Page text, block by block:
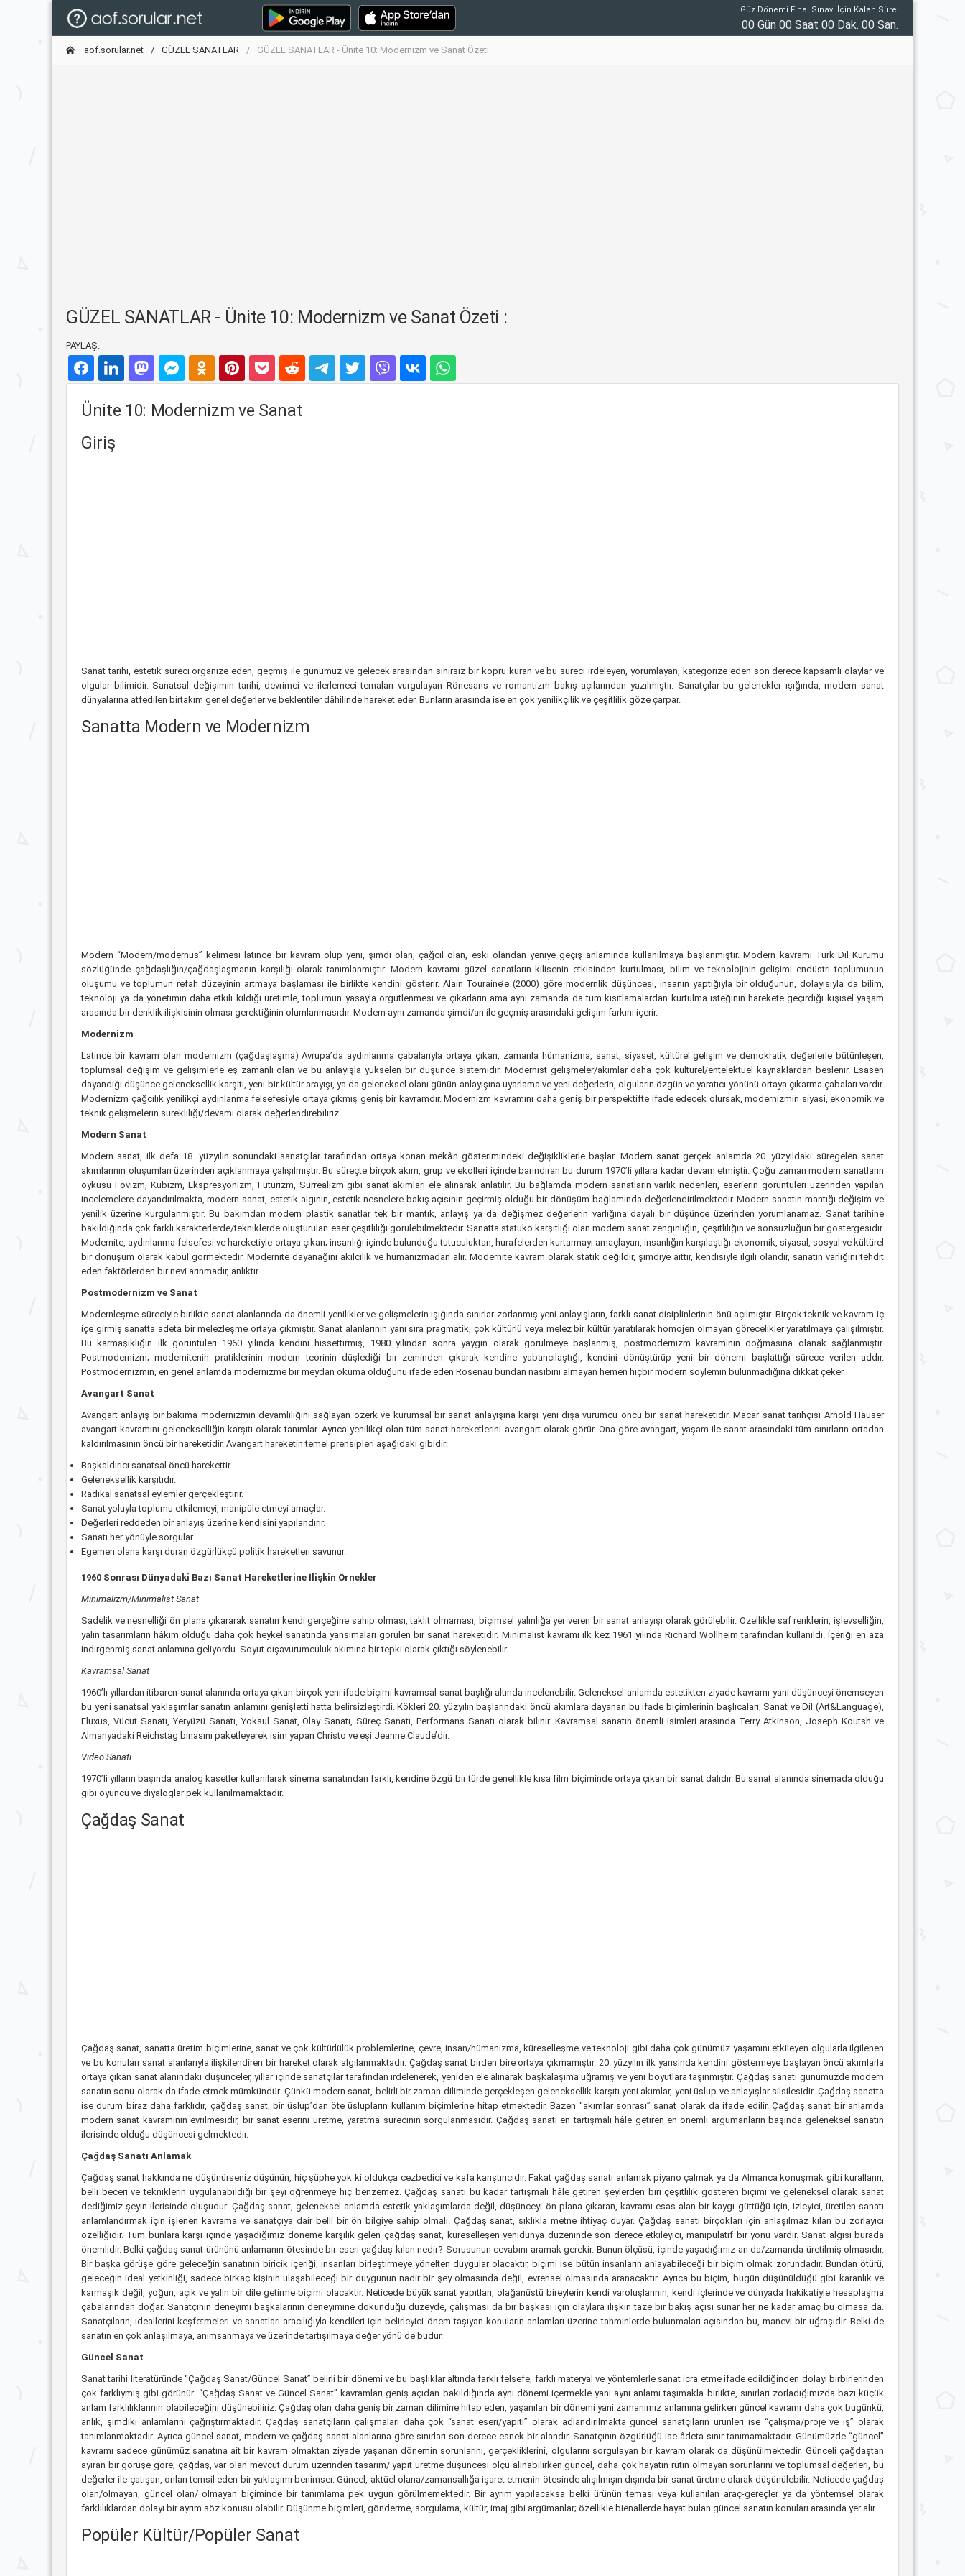
Güz Dönemi Final Sınavı İçin Kalan Süre:
00 Gün 00 Saat 00 Dak. 00 San.
aof.sorular.net GÜZEL SANATLAR GÜZEL SANATLAR - Ünite 10: Modernizm ve Sanat Özeti
GÜZEL SANATLAR - Ünite 10: Modernizm ve Sanat Özeti :
PAYLAŞ:
Ünite 10: Modernizm ve Sanat
Giriş
Sanat tarihi, estetik süreci organize eden, geçmiş ile günümüz ve gelecek arasından sınırsız bir köprü kuran ve bu süreci irdeleyen, yorumlayan, kategorize eden son derece kapsamlı olaylar ve
olgular bilimidir. Sanatsal değişimin tarihi, devrimci ve ilerlemeci temaları vurgulayan Rönesans ve romantizm bakış açılarından yazılmıştır. Sanatçılar bu gelenekler ışığında, modern sanat
dünyalarına atfedilen birtakım genel değerler ve beklentiler dâhilinde hareket eder. Bunların arasında ise en çok yenilikçilik ve çeşitlilik göze çarpar.
Sanatta Modern ve Modernizm
Modern “Modern/modernus” kelimesi latince bir kavram olup yeni, şimdi olan, çağcıl olan, eski olandan yeniye geçiş anlamında kullanılmaya başlanmıştır. Modern kavramı Türk Dil Kurumu
sözlüğünde çağdaşlığın/çağdaşlaşmanın karşılığı olarak tanımlanmıştır. Modern kavramı güzel sanatların kilisenin etkisinden kurtulması, bilim ve teknolojinin gelişimi endüstri toplumunun
oluşumu ve toplumun refah düzeyinin artmaya başlaması ile birlikte kendini gösterir. Alain Touraine’e (2000) göre modernlik düşüncesi, insanın yaptığıyla bir olduğunun, dolayısıyla da bilim,
teknoloji ya da yönetimin daha etkili kıldığı üretimle, toplumun yasayla örgütlenmesi ve çıkarların ama aynı zamanda da tüm kısıtlamalardan kurtulma isteğinin harekete geçirdiği kişisel yaşam
arasında bir denklik ilişkisinin olması gerektiğinin olumlanmasıdır. Modern aynı zamanda şimdi/an ile geçmiş arasındaki gelişim farkını içerir.
Modernizm
Latince bir kavram olan modernizm (çağdaşlaşma) Avrupa’da aydınlanma çabalarıyla ortaya çıkan, zamanla hümanizma, sanat, siyaset, kültürel gelişim ve demokratik değerlerle bütünleşen,
toplumsal değişim ve gelişimlerle eş zamanlı olan ve bu anlayışla yükselen bir düşünce sistemidir. Modernist gelişmeler/akımlar daha çok kültürel/entelektüel kaynaklardan beslenir. Esasen
dayandığı düşünce geleneksellik karşıtı, yeni bir kültür arayışı, ya da geleneksel olanı günün anlayışına uyarlama ve yeni değerlerin, olguların özgün ve yaratıcı yönünü ortaya çıkarma çabaları vardır.
Modernizm çağcılık yenilikçi aydınlanma felsefesiyle ortaya çıkmış geniş bir kavramdır. Modernizm kavramını daha geniş bir perspektifte ifade edecek olursak, modernizmin siyasi, ekonomik ve
teknik gelişmelerin sürekliliği/devamı olarak değerlendirebiliriz.
Modern Sanat
Modern sanat, ilk defa 18. yüzyılın sonundaki sanatçılar tarafından ortaya konan mekân gösterimindeki değişikliklerle başlar. Modern sanat gerçek anlamda 20. yüzyıldaki süregelen sanat
akımlarının oluşumları üzerinden açıklanmaya çalışılmıştır. Bu süreçte birçok akım, grup ve ekolleri içinde barındıran bu durum 1970’li yıllara kadar devam etmiştir. Çoğu zaman modern sanatların
öyküsü Fovizm, Kübizm, Ekspresyonizm, Fütürizm, Sürrealizm gibi sanat akımları ele alınarak anlatılır. Bu bağlamda modern sanatların varlık nedenleri, eserlerin görüntüleri üzerinden yapılan
incelemelere dayandırılmakta, modern sanat, estetik algının, estetik nesnelere bakış açısının geçirmiş olduğu bir dönüşüm bağlamında değerlendirilmektedir. Modern sanatın mantığı değişim ve
yenilik üzerine kurgulanmıştır. Bu bakımdan modern plastik sanatlar tek bir mantık, anlayış ya da değişmez değerlerin varlığına dayalı bir düşünce üzerinden yorumlanamaz. Sanat tarihine
bakıldığında çok farklı karakterlerde/tekniklerde oluşturulan eser çeşitliliği görülebilmektedir. Sanatta statüko karşıtlığı olan modern sanat zenginliğin, çeşitliliğin ve sonsuzluğun bir göstergesidir.
Modernite, aydınlanma felsefesi ve hareketiyle ortaya çıkan; insanlığı içinde bulunduğu tutuculuktan, hurafelerden kurtarmayı amaçlayan, insanlığın karşılaştığı ekonomik, siyasal, sosyal ve kültürel
bir dönüşüm olarak kabul görmektedir. Modernite dayanağını akılcılık ve hümanizmadan alır. Modernite kavram olarak statik değildir, şimdiye aittir, kendisiyle ilgili olandır, sanatın varlığını tehdit
eden faktörlerden bir nevi arınmadır, anlıktır.
Postmodernizm ve Sanat
Modernleşme süreciyle birlikte sanat alanlarında da önemli yenilikler ve gelişmelerin ışığında sınırlar zorlanmış yeni anlayışların, farklı sanat disiplinlerinin önü açılmıştır. Birçok teknik ve kavram iç
içe girmiş sanatta adeta bir melezleşme ortaya çıkmıştır. Sanat alanlarının yanı sıra pragmatik, çok kültürlü veya melez bir kültür yaratılarak homojen olmayan görecelikler yaratılmaya çalışılmıştır.
Bu karmaşıklığın ilk görüntüleri 1960 yılında kendini hissettirmiş, 1980 yılından sonra yaygın olarak görülmeye başlanmış, postmodernizm kavramının doğmasına olanak sağlanmıştır.
Postmodernizm; modernitenin pratiklerinin modern teorinin düşlediği bir zeminden çıkarak kendine yabancılaştığı, kendini dönüştürüp yeni bir dönemi başlattığı sürece verilen addır.
Postmodernizmin, en genel anlamda modernizme bir meydan okuma olduğunu ifade eden Rosenau bundan nasibini almayan hemen hiçbir modern söylemin bulunmadığına dikkat çeker.
Avangart Sanat
Avangart anlayış bir bakıma modernizmin devamlılığını sağlayan özerk ve kurumsal bir sanat anlayışına karşı yeni dışa vurumcu öncü bir sanat hareketidir. Macar sanat tarihçisi Arnold Hauser
avangart kavramını gelenekselliğin karşıtı olarak tanımlar. Ayrıca yenilikçi olan tüm sanat hareketlerini avangart olarak görür. Ona göre avangart, yaşam ile sanat arasındaki tüm sınırların ortadan
kaldırılmasının öncü bir hareketidir. Avangart hareketin temel prensipleri aşağıdaki gibidir:
Başkaldırıcı sanatsal öncü harekettir.
Geleneksellik karşıtıdır.
Radikal sanatsal eylemler gerçekleştirir.
Sanat yoluyla toplumu etkilemeyi, manipüle etmeyi amaçlar.
Değerleri reddeden bir anlayış üzerine kendisini yapılandırır.
Sanatı her yönüyle sorgular.
Egemen olana karşı duran özgürlükçü politik hareketleri savunur.
1960 Sonrası Dünyadaki Bazı Sanat Hareketlerine İlişkin Örnekler
Minimalizm/Minimalist Sanat
Sadelik ve nesnelliği ön plana çıkararak sanatın kendi gerçeğine sahip olması, taklit olmaması, biçimsel yalınlığa yer veren bir sanat anlayışı olarak görülebilir. Özellikle saf renklerin, işlevselliğin,
yalın tasarımların hâkim olduğu daha çok heykel sanatında yansımaları görülen bir sanat hareketidir. Minimalist kavramı ilk kez 1961 yılında Richard Wollheim tarafından kullanıldı. İçeriği en aza
indirgenmiş sanat anlamına geliyordu. Soyut dışavurumculuk akımına bir tepki olarak çıktığı söylenebilir.
Kavramsal Sanat
1960’lı yıllardan itibaren sanat alanında ortaya çıkan birçok yeni ifade biçimi kavramsal sanat başlığı altında incelenebilir. Geleneksel anlamda estetikten ziyade kavramı yani düşünceyi önemseyen
bu yeni sanatsal yaklaşımlar sanatın anlamını genişletti hatta belirsizleştirdi. Kökleri 20. yüzyılın başlarındaki öncü akımlara dayanan bu ifade biçimlerinin başlıcaları, Sanat ve Dil (Art&Language),
Fluxus, Vücut Sanatı, Yeryüzü Sanatı, Yoksul Sanat, Olay Sanatı, Süreç Sanatı, Performans Sanatı olarak bilinir. Kavramsal sanatın önemli isimleri arasında Terry Atkinson, Joseph Koutsh ve
Almanyadaki Reichstag binasını paketleyerek isim yapan Christo ve eşi Jeanne Claude’dir.
Video Sanatı
1970’li yılların başında analog kasetler kullanılarak sinema sanatından farklı, kendine özgü bir türde genellikle kısa film biçiminde ortaya çıkan bir sanat dalıdır. Bu sanat alanında sinemada olduğu
gibi oyuncu ve diyaloglar pek kullanılmamaktadır.
Çağdaş Sanat
Çağdaş sanat, sanatta üretim biçimlerine, sanat ve çok kültürlülük problemlerine, çevre, insan/hümanizma, küreselleşme ve teknoloji gibi daha çok günümüz yaşamını etkileyen olgularla ilgilenen
ve bu konuları sanat alanlarıyla ilişkilendiren bir hareket olarak algılanmaktadır. Çağdaş sanat birden bire ortaya çıkmamıştır. 20. yüzyılın ilk yarısında kendini göstermeye başlayan öncü akımlarla
ortaya çıkan sanat alanındaki düşünceler, yıllar içinde sanatçılar tarafından irdelenerek, yeniden ele alınarak başkalaşıma uğramış ve yeni boyutlara taşınmıştır. Çağdaş sanatı günümüzde modern
sanatın sonu olarak da ifade etmek mümkündür. Çünkü modern sanat, belirli bir zaman diliminde gerçekleşen geleneksellik karşıtı yeni akımlar, yeni üslup ve anlayışlar silsilesidir. Çağdaş sanatta
ise durum biraz daha farklıdır, çağdaş sanat, bir üslup’dan öte üslupların kullanım biçimlerine hitap etmektedir. Bazen “akımlar sonrası” sanat olarak da ifade edilir. Çağdaş sanat bir anlamda
modern sanat kavramının evrilmesidir, bir sanat eserini üretme, yaratma sürecinin sorgulanmasıdır. Çağdaş sanatı en tartışmalı hâle getiren en önemli argümanların başında geleneksel sanatın
ilerisinde olduğu düşüncesi gelmektedir.
Çağdaş Sanatı Anlamak
Çağdaş sanat hakkında ne düşünürseniz düşünün, hiç şüphe yok ki oldukça cezbedici ve kafa karıştırıcıdır. Fakat çağdaş sanatı anlamak piyano çalmak ya da Almanca konuşmak gibi kuralların,
belli beceri ve tekniklerin uygulanabildiği bir şeyi öğrenmeye hiç benzemez. Çağdaş sanatı bu kadar tartışmalı hâle getiren şeylerden biri çeşitlilik gösteren biçimi ve geleneksel olarak sanat
dediğimiz şeyin ilerisinde oluşudur. Çağdaş sanat, geleneksel anlamda estetik yaklaşımlarda değil, düşünceyi ön plana çıkaran, kavramı esas alan bir kaygı güttüğü için, izleyici, üretilen sanatı
anlamlandırmak için işlenen kavrama ve sanatçıya dair belli bir ön bilgiye sahip olmalı. Çağdaş sanat, sıklıkla metne ihtiyaç duyar. Çağdaş sanatı birçokları için anlaşılmaz kılan bu zorlayıcı
özelliğidir. Tüm bunlara karşı içinde yaşadığımız döneme karşılık gelen çağdaş sanat, küreselleşen yenidünya düzeninde son derece etkileyici, manipülatif bir yönü vardır. Sanat algısı burada
önemlidir. Belki çağdaş sanat ürününü anlamanın ötesinde bir eseri çağdaş kılan nedir? Sorusunun cevabını aramak gerekir. Bunun ölçüsü, içinde yaşadığımız an da/zamanda üretilmiş olmasıdır.
Bir başka görüşe göre geleceğin sanatının biricik içeriği, insanları birleştirmeye yönelten duygular olacaktır, biçimi ise bütün insanların anlayabileceği bir biçim olmak zorundadır. Bundan ötürü,
geleceğin ideal yetkinliği, sadece birkaç kişinin ulaşabileceği bir duygunun nadir bir şey olmasında değil, evrensel olmasında aranacaktır. Ayrıca bu biçim, bugün düşünüldüğü gibi karanlık ve
karmaşık değil, yoğun, açık ve yalın bir dile getirme biçimi olacaktır. Neticede büyük sanat yapıtları, olağanüstü bireylerin kendi varoluşlarının, kendi içlerinde ve dünyada hakikatiyle hesaplaşma
çabalarından doğar. Sanatçının deneyimi başkalarının deneyimine dokunduğu düzeyde, çalışması da bir başkası için olaylara ilişkin taze bir bakış açısı sunar her ne kadar amaç bu olmasa da.
Sanatçıların, ideallerini keşfetmeleri ve sanatları aracılığıyla kendileri için belirleyici önem taşıyan konuların anlamları üzerine tahminlerde bulunmaları açısından bu, manevi bir uğraşıdır. Belki de
sanatın en çok anlaşılmaya, anımsanmaya ve üzerinde tartışılmaya değer yönü de budur.
Güncel Sanat
Sanat tarihi literatüründe “Çağdaş Sanat/Güncel Sanat” belirli bir dönemi ve bu başlıklar altında farklı felsefe, farklı materyal ve yöntemlerle sanat icra etme ifade edildiğinden dolayı birbirlerinden
çok farklıymış gibi görünür. “Çağdaş Sanat ve Güncel Sanat” kavramları geniş açıdan bakıldığında aynı dönemi içermekle yani aynı anlamı taşımakla birlikte, sınırları zorladığımızda bazı küçük
anlam farklılıklarının olabileceğini düşünebiliriz. Çağdaş olan daha geniş bir zaman dilimine hitap eden, yaşanılan bir dönemi yani zamanımız anlamına gelirken güncel kavramı daha çok bugünkü,
anlık, şimdiki anlamlarını çağrıştırmaktadır. Çağdaş sanatçıların çalışmaları daha çok “sanat eseri/yapıtı” olarak adlandırılmakta güncel sanatçıların ürünleri ise “çalışma/proje ve iş” olarak
tanımlanmaktadır. Ayrıca güncel sanat, modern ve çağdaş sanat alanlarına göre sınırları son derece esnek bir alandır. Sanatçının özgürlüğü ise âdeta sınır tanımamaktadır. Günümüzde “güncel”
kavramı sadece günümüz sanatına ait bir kavram olmaktan ziyade yaşanan dönemin sorunlarını, gerçekliklerini, olgularını sorgulayan bir kavram olarak da düşünülmektedir. Günceli çağdaştan
ayıran bir görüşe göre; çağdaş, var olan mevcut durum üzerinden tasarım/ yapıt üretme düşüncesi ölçü alınabilirken güncel, daha çok hayatın rutin olmayan sorunlarını ve toplumsal değerleri, bu
değerler ile çatışan, onları temsil eden bir yaklaşımı benimser. Güncel, aktüel olana/zamansallığa işaret etmenin ötesinde alışılmışın dışında bir sanat üretme olarak düşünülebilir. Neticede çağdaş
olan/olmayan, güncel olan/ olmayan biçiminde bir tanımlama pek uygun görülmemektedir. Bir ayrım yapılacaksa belki ürünün teması veya kullanılan araç-gereçler ya da yöntemsel olarak
farklılıklardan dolayı bir ayrım söz konusu olabilir. Düşünme biçimleri, gönderme, sorgulama, kültür, imaj gibi argümanlar; özellikle bienallerde hayat bulan güncel sanatın konuları arasında yer alır.
Popüler Kültür/Popüler Sanat